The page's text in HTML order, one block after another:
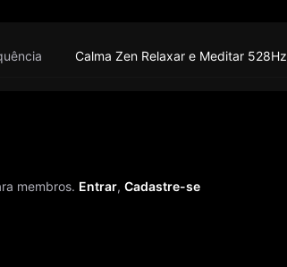
Calma Zen Relaxar e Meditar 528Hz
membros. Entrar, Cadastre-se